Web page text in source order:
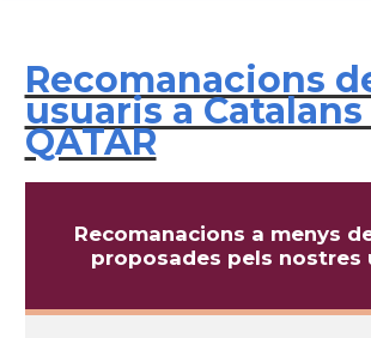
Recomanacions
usuaris a Catalans
QATAR
Recomanacions a menys
proposades pels nostres